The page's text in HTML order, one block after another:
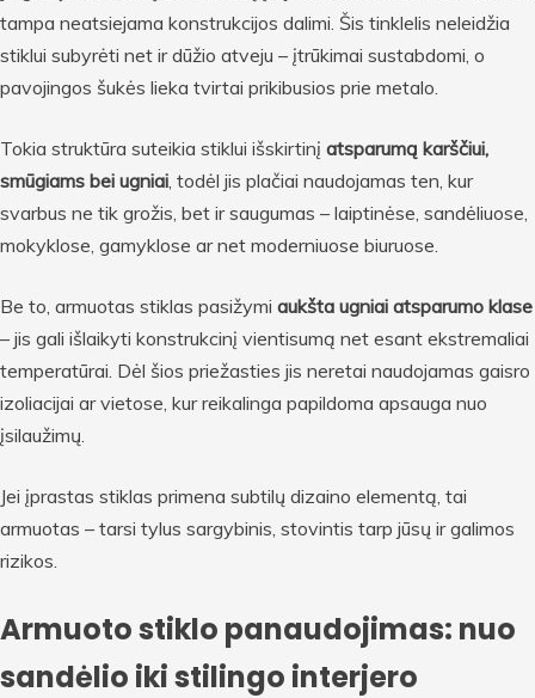
tampa neatsiejama konstrukcijos dalimi. Šis tinklelis neleidžia
stiklui subyrėti net ir dūžio atveju – įtrūkimai sustabdomi, o
pavojingos šukės lieka tvirtai prikibusios prie metalo.
Tokia struktūra suteikia stiklui išskirtinį atsparumą karščiui,
smūgiams bei ugniai , todėl jis plačiai naudojamas ten, kur
svarbus ne tik grožis, bet ir saugumas – laiptinėse, sandėliuose,
mokyklose, gamyklose ar net moderniuose biuruose.
Be to, armuotas stiklas pasižymi aukšta ugniai atsparumo klase
– jis gali išlaikyti konstrukcinį vientisumą net esant ekstremaliai
temperatūrai. Dėl šios priežasties jis neretai naudojamas gaisro
izoliacijai ar vietose, kur reikalinga papildoma apsauga nuo
įsilaužimų.
Jei įprastas stiklas primena subtilų dizaino elementą, tai
armuotas – tarsi tylus sargybinis, stovintis tarp jūsų ir galimos
rizikos.
Armuoto stiklo panaudojimas: nuo
sandėlio iki stilingo interjero